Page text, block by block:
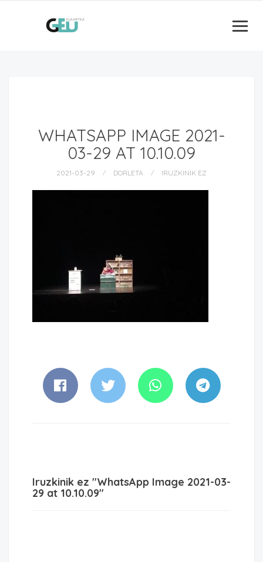
WHATSAPP IMAGE 2021-
03-29 AT 10.10.09
2021-03-29 DORLETA IRUZKINIK EZ
Iruzkinik ez "WhatsApp Image 2021-03-
29 at 10.10.09"